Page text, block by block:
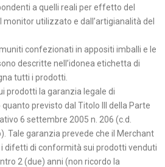
a quelli reali per effetto del
monitor utilizzato e dall’artigianalità del
confezionati in appositi imballi e le
descritte nell’idonea etichetta di
tutti i prodotti.
prodotti la garanzia legale di
previsto dal Titolo III della Parte
6 settembre 2005 n. 206 (c.d.
Tale garanzia prevede che il Merchant
difetti di conformità sui prodotti venduti
2 (due) anni (non ricordo la